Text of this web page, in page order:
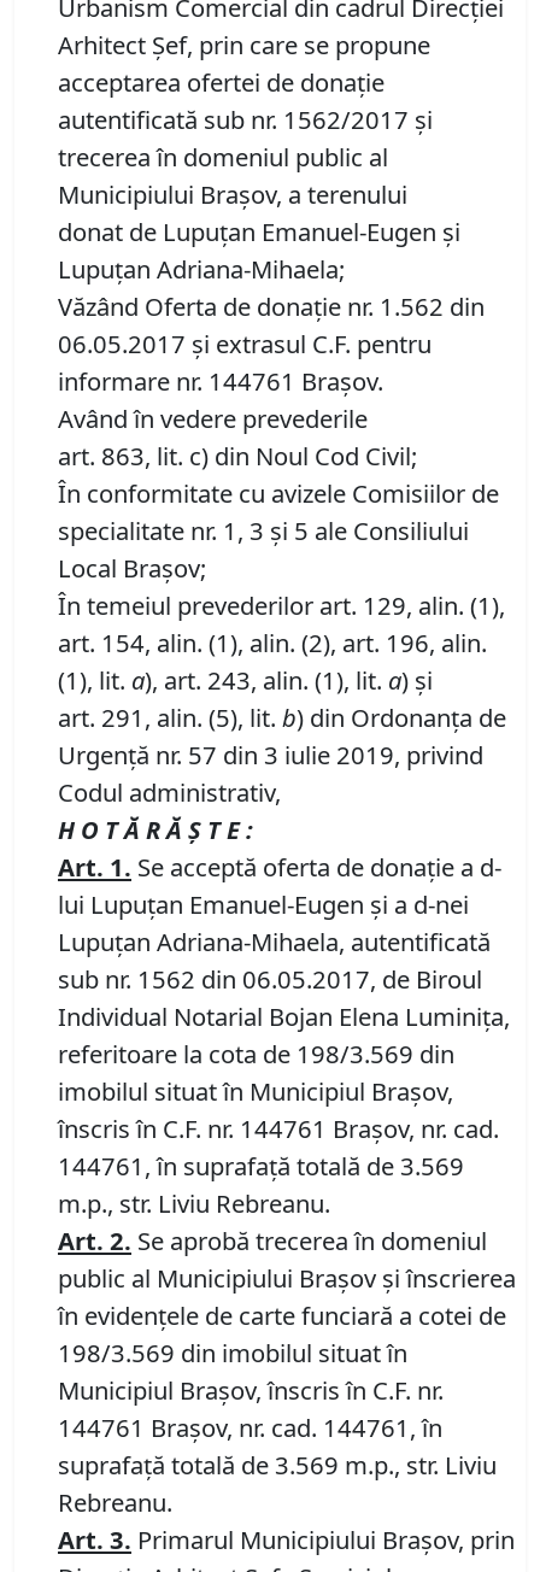
Urbanism Comercial din cadrul Direcției
Arhitect Șef, prin care se propune
acceptarea ofertei de donaţie
autentificată sub nr. 1562/2017 şi
trecerea în domeniul public al
Municipiului Braşov, a terenului
donat de Lupuțan Emanuel-Eugen și
Lupuțan Adriana-Mihaela;
Văzând Oferta de donație nr. 1.562 din
06.05.2017 și extrasul C.F. pentru
informare nr. 144761 Brașov.
Având în vedere prevederile
art. 863, lit. c) din Noul Cod Civil;
În conformitate cu avizele Comisiilor de
specialitate nr. 1, 3 și 5 ale Consiliului
Local Brașov;
În temeiul prevederilor art. 129, alin. (1),
art. 154, alin. (1), alin. (2), art. 196, alin.
(1), lit. a), art. 243, alin. (1), lit. a) și
art. 291, alin. (5), lit. b) din Ordonanța de
Urgență nr. 57 din 3 iulie 2019, privind
Codul administrativ,
H O T Ă R Ă Ş T E :
Art. 1. Se acceptă oferta de donaţie a d-
lui Lupuțan Emanuel-Eugen și a d-nei
Lupuțan Adriana-Mihaela, autentificată
sub nr. 1562 din 06.05.2017, de Biroul
Individual Notarial Bojan Elena Luminița,
referitoare la cota de 198/3.569 din
imobilul situat în Municipiul Brașov,
înscris în C.F. nr. 144761 Brașov, nr. cad.
144761, în suprafață totală de 3.569
m.p., str. Liviu Rebreanu.
Art. 2. Se aprobă trecerea în domeniul
public al Municipiului Braşov şi înscrierea
în evidenţele de carte funciară a cotei de
198/3.569 din imobilul situat în
Municipiul Brașov, înscris în C.F. nr.
144761 Brașov, nr. cad. 144761, în
suprafață totală de 3.569 m.p., str. Liviu
Rebreanu.
Art. 3. Primarul Municipiului Braşov, prin